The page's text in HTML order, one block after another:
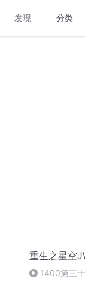
发现 分类
重生之星空
1400第三